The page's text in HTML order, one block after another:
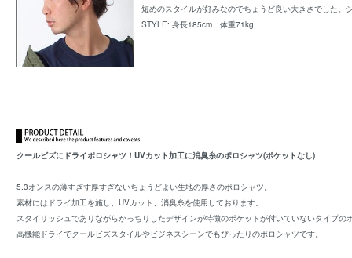
短めのスタイルが好みなのでちょうど良い大きさでした
STYLE: 身長185cm、体重71kg
クールビズにドライポロシャツ！UVカット加工に消臭糸のポロシャツ(ポケットなし)
5.3オンスの薄すぎず厚すぎないちょうどよい生地の厚さのポロシャツ。
素材にはドライ加工を施し、UVカット、消臭糸を使用しております。
スタイリッシュでありながらかっちりしたデザインが特徴のポケットが付いていないタイプの
高機能ドライでクールビズスタイルやビジネスシーンでもぴったりのポロシャツです。